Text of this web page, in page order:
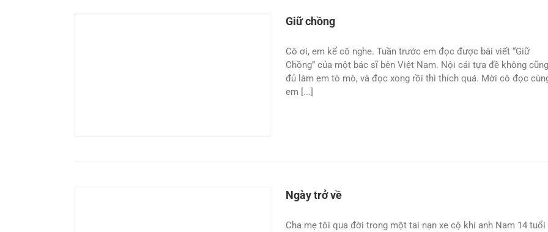
Giữ chồng
Cô ơi, em kể cô nghe. Tuần trước em đọc được bài viết “Giữ
Chồng” của một bác sĩ bên Việt Nam. Nội cái tựa đề không cũng
đủ làm em tò mò, và đọc xong rồi thì thích quá. Mời cô đọc
em [...]
Ngày trở về
Cha mẹ tôi qua đời trong một tai nạn xe cộ khi anh Nam 14 tuổi